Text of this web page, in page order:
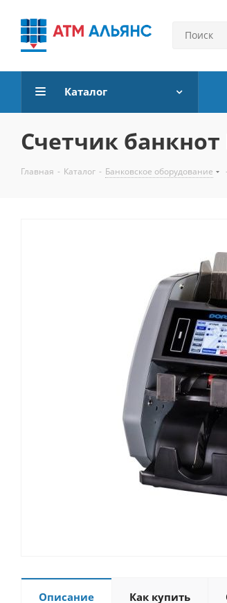
Каталог
Счетчик банкнот
Главная - Каталог - Банковское оборудование -
Описание Как купить